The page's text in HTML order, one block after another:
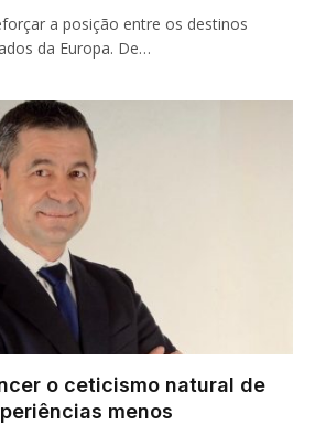
a posição entre os destinos
da Europa. De…
o ceticismo natural de
menos